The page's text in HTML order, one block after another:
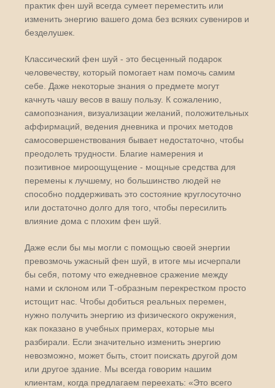
практик фен шуй всегда сумеет переместить или
изменить энергию вашего дома без всяких сувениров и
безделушек.
Классический фен шуй - это бесценный подарок
человечеству, который помогает нам помочь самим
себе. Даже некоторые знания о предмете могут
качнуть чашу весов в вашу пользу. К сожалению,
самопознания, визуализации желаний, положительных
аффирмаций, ведения дневника и прочих методов
самосовершенствования бывает недостаточно, чтобы
преодолеть трудности. Благие намерения и
позитивное мироощущение - мощные средства для
перемены к лучшему, но большинство людей не
способно поддерживать это состояние круглосуточно
или достаточно долго для того, чтобы пересилить
влияние дома с плохим фен шуй.
Даже если бы мы могли с помощью своей энергии
превозмочь ужасный фен шуй, в итоге мы исчерпали
бы себя, потому что ежедневное сражение между
нами и склоном или Т-образным перекрестком просто
истощит нас. Чтобы добиться реальных перемен,
нужно получить энергию из физического окружения,
как показано в учебных примерах, которые мы
разбирали. Если значительно изменить энергию
невозможно, может быть, стоит поискать другой дом
или другое здание. Мы всегда говорим нашим
клиентам, когда предлагаем переехать: «Это всего